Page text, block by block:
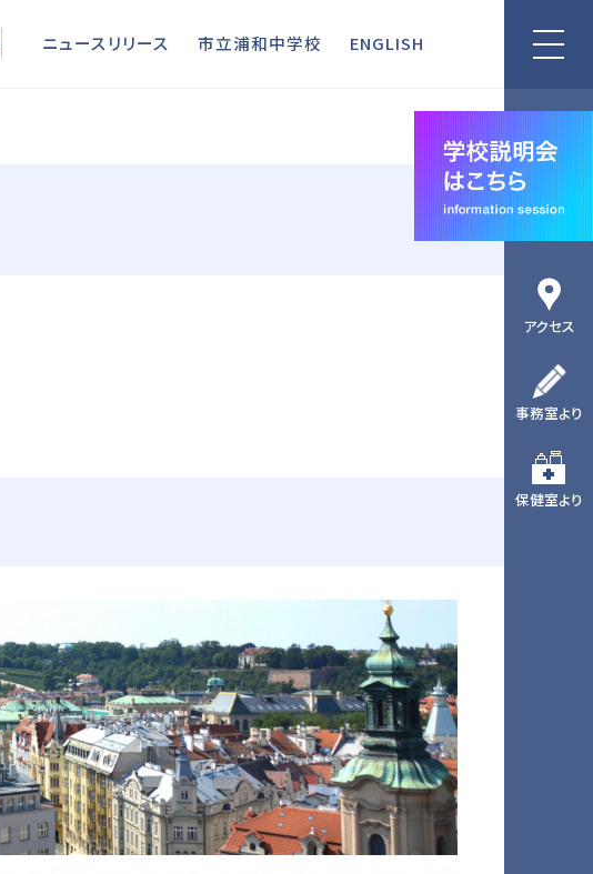
ニュースリリース 市立浦和中学校 ENGLISH
ニュースリリース 市立浦和中学校 ENGLISH
アクセス
事務室より
保健室より